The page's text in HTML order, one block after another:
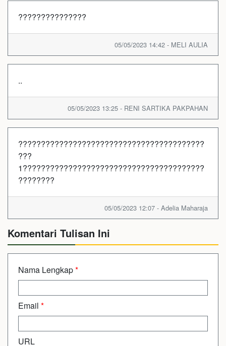
???????????????
05/05/2023 14:42 - MELI AULIA
..
05/05/2023 13:25 - RENI SARTIKA PAKPAHAN
?????????????????????????????????????????
???
1????????????????????????????????????????
????????
05/05/2023 12:07 - Adelia Maharaja
Komentari Tulisan Ini
Nama Lengkap*
Email *
URL